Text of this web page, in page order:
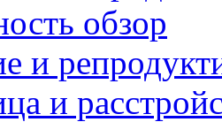
обзор
и
и